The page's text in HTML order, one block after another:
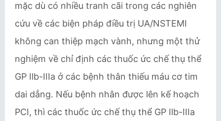
mặc dù có nhiều tranh cãi trong các nghiên
cứu về các biện pháp điều trị UA/NSTEMI
không can thiệp mạch vành, nhưng một thử
nghiệm về chỉ định các thuốc ức chế thụ thể
GP Ilb-IIIa ở các bệnh thân thiếu máu cơ tim
dai dẳng. Nếu bệnh nhân được lên kế hoạch
PCI, thì các thuốc ức chế thụ thể GP Ilb-IIIa